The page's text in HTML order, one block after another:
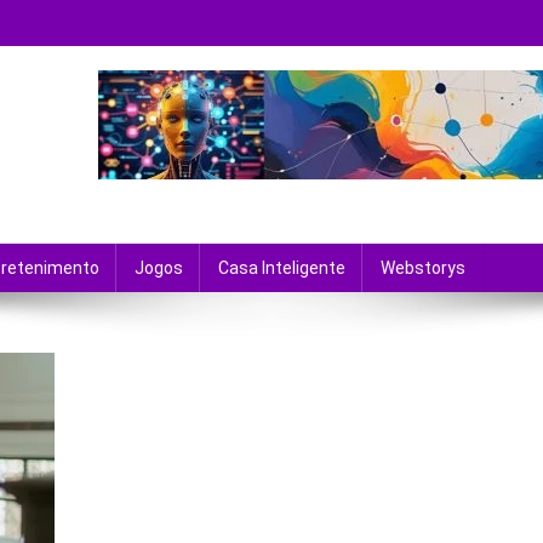
Jogos Casa Inteligente Webstorys